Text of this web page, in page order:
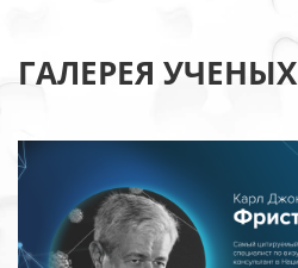
ГАЛЕРЕЯ УЧЕНЫХ